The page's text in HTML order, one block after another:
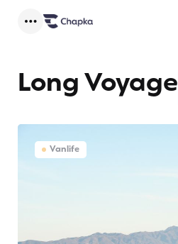
Long Voyage
Vanlife